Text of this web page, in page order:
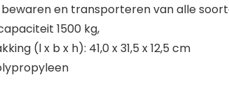
bewaren en transporteren van alle
1500 kg,
(l x b x h): 41,0 x 31,5 x 12,5 cm